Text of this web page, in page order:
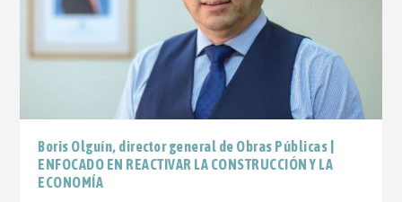
Boris Olguín, director general de Obras Públicas |
ENFOCADO EN REACTIVAR LA CONSTRUCCIÓN Y LA
ECONOMÍA